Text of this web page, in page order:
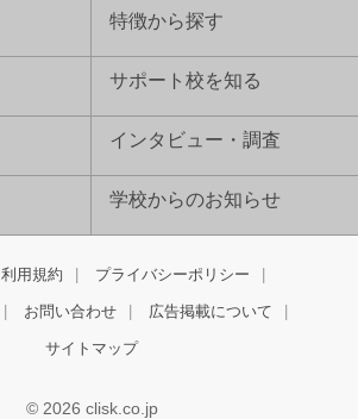
特徴から探す
サポート校を知る
インタビュー・調査
学校からのお知らせ
利用規約 プライバシーポリシー
お問い合わせ 広告掲載について
サイトマップ
© 2026 clisk.co.jp